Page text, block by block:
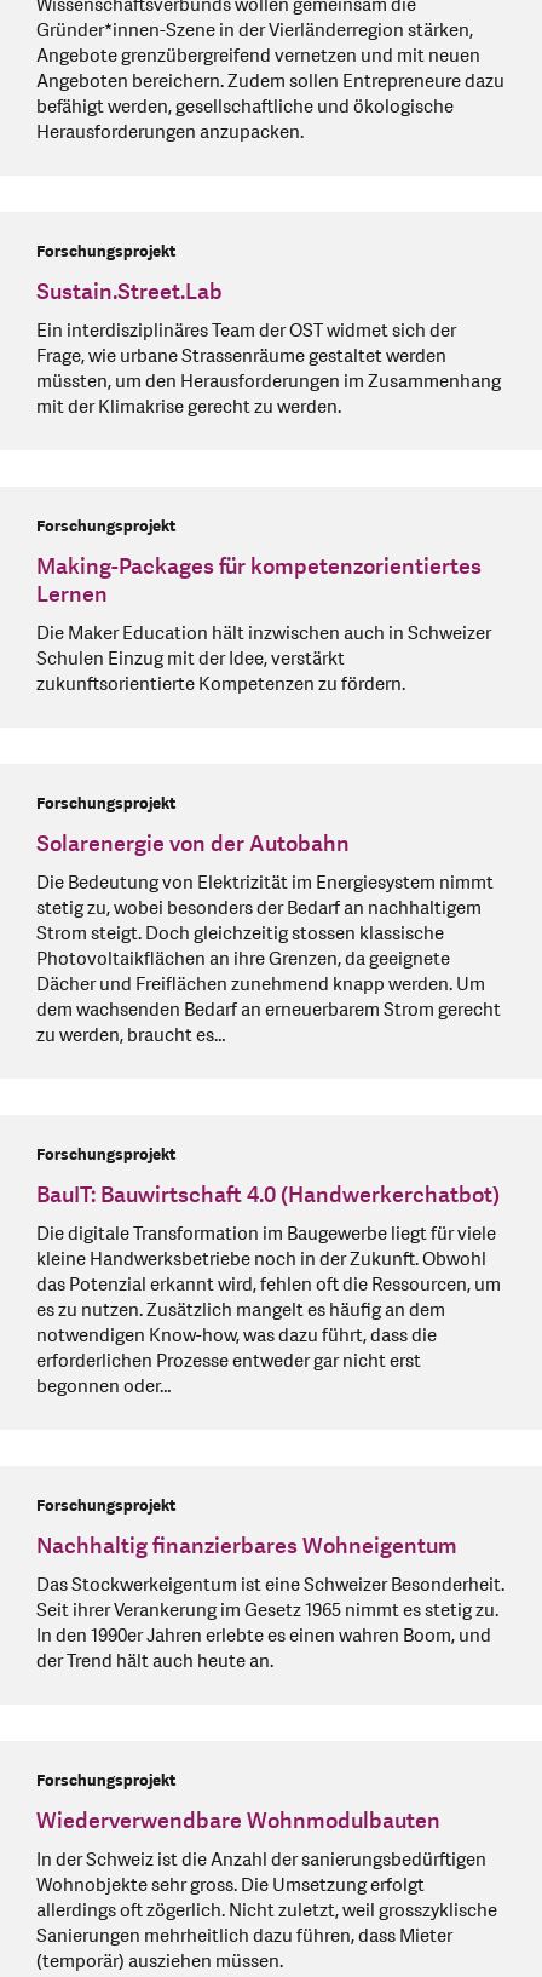
Wissenschaftsverbunds wollen gemeinsam die
Gründer*innen-Szene in der Vierländerregion stärken,
Angebote grenzübergreifend vernetzen und mit neuen
Angeboten bereichern. Zudem sollen Entrepreneure dazu
befähigt werden, gesellschaftliche und ökologische
Herausforderungen anzupacken.
Forschungsprojekt
Sustain.Street.Lab
Ein interdisziplinäres Team der OST widmet sich der
Frage, wie urbane Strassenräume gestaltet werden
müssten, um den Herausforderungen im Zusammenhang
mit der Klimakrise gerecht zu werden.
Forschungsprojekt
Making-Packages für kompetenzorientiertes
Lernen
Die Maker Education hält inzwischen auch in Schweizer
Schulen Einzug mit der Idee, verstärkt
zukunftsorientierte Kompetenzen zu fördern.
Forschungsprojekt
Solarenergie von der Autobahn
Die Bedeutung von Elektrizität im Energiesystem nimmt
stetig zu, wobei besonders der Bedarf an nachhaltigem
Strom steigt. Doch gleichzeitig stossen klassische
Photovoltaikflächen an ihre Grenzen, da geeignete
Dächer und Freiflächen zunehmend knapp werden. Um
dem wachsenden Bedarf an erneuerbarem Strom gerecht
zu werden, braucht es…
Forschungsprojekt
BauIT: Bauwirtschaft 4.0 (Handwerkerchatbot)
Die digitale Transformation im Baugewerbe liegt für viele
kleine Handwerksbetriebe noch in der Zukunft. Obwohl
das Potenzial erkannt wird, fehlen oft die Ressourcen, um
es zu nutzen. Zusätzlich mangelt es häufig an dem
notwendigen Know-how, was dazu führt, dass die
erforderlichen Prozesse entweder gar nicht erst
begonnen oder…
Forschungsprojekt
Nachhaltig finanzierbares Wohneigentum
Das Stockwerkeigentum ist eine Schweizer Besonderheit.
Seit ihrer Verankerung im Gesetz 1965 nimmt es stetig zu.
In den 1990er Jahren erlebte es einen wahren Boom, und
der Trend hält auch heute an.
Forschungsprojekt
Wiederverwendbare Wohnmodulbauten
In der Schweiz ist die Anzahl der sanierungsbedürftigen
Wohnobjekte sehr gross. Die Umsetzung erfolgt
allerdings oft zögerlich. Nicht zuletzt, weil grosszyklische
Sanierungen mehrheitlich dazu führen, dass Mieter
(temporär) ausziehen müssen.